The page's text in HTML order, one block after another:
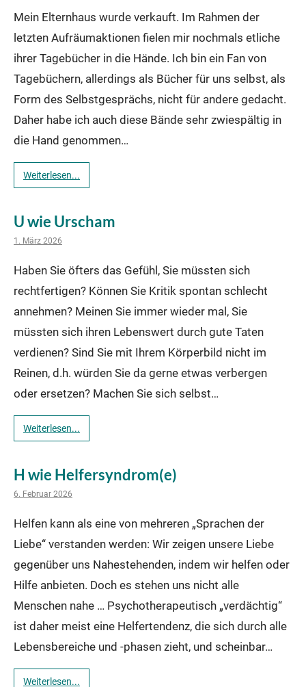
Mein Elternhaus wurde verkauft. Im Rahmen der
letzten Aufräumaktionen fielen mir nochmals etliche
ihrer Tagebücher in die Hände. Ich bin ein Fan von
Tagebüchern, allerdings als Bücher für uns selbst, als
Form des Selbstgesprächs, nicht für andere gedacht.
Daher habe ich auch diese Bände sehr zwiespältig in
die Hand genommen…
Weiterlesen...
U wie Urscham
1. März 2026
Haben Sie öfters das Gefühl, Sie müssten sich
rechtfertigen? Können Sie Kritik spontan schlecht
annehmen? Meinen Sie immer wieder mal, Sie
müssten sich ihren Lebenswert durch gute Taten
verdienen? Sind Sie mit Ihrem Körperbild nicht im
Reinen, d.h. würden Sie da gerne etwas verbergen
oder ersetzen? Machen Sie sich selbst…
Weiterlesen...
H wie Helfersyndrom(e)
6. Februar 2026
Helfen kann als eine von mehreren „Sprachen der
Liebe“ verstanden werden: Wir zeigen unsere Liebe
gegenüber uns Nahestehenden, indem wir helfen oder
Hilfe anbieten. Doch es stehen uns nicht alle
Menschen nahe … Psychotherapeutisch „verdächtig“
ist daher meist eine Helfertendenz, die sich durch alle
Lebensbereiche und -phasen zieht, und scheinbar…
Weiterlesen...